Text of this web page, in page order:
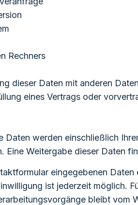
Rechners
dieser Daten mit anderen
eines Vertrags oder
Daten werden einschließlich
Eine Weitergabe dieser Daten
eingegebenen
ist jederzeit möglich.
bleibt vom